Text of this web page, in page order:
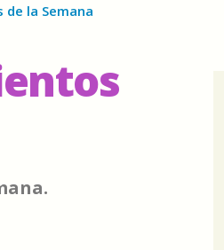
la Semana